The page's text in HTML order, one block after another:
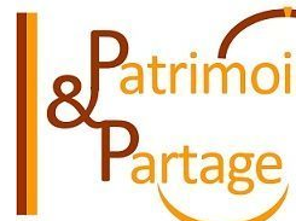
PATRIMOINE
PARTAGE